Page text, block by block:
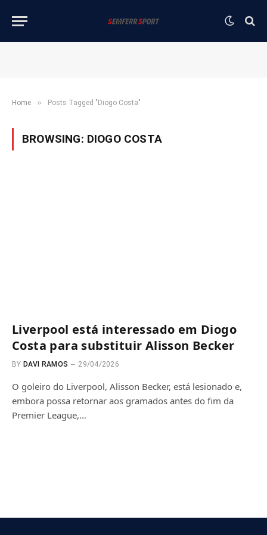
Home » Posts Tagged "Diogo Costa"
BROWSING: DIOGO COSTA
Liverpool está interessado em Diogo
Costa para substituir Alisson Becker
BY DAVI RAMOS 29/04/2026
O goleiro do Liverpool, Alisson Becker, está lesionado e,
embora possa retornar aos gramados antes do fim da
Premier League,…